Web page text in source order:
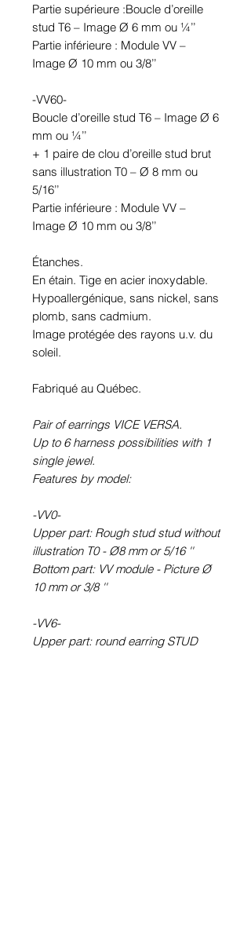
Partie supérieure :Boucle d’oreille
stud T6 – Image Ø 6 mm ou ¼’’
Partie inférieure : Module VV –
Image Ø 10 mm ou 3/8’’
-VV60-
Boucle d’oreille stud T6 – Image Ø 6
mm ou ¼’’
+ 1 paire de clou d’oreille stud brut
sans illustration T0 – Ø 8 mm ou
5/16’’
Partie inférieure : Module VV –
Image Ø 10 mm ou 3/8’’
Étanches.
En étain. Tige en acier inoxydable.
Hypoallergénique, sans nickel, sans
plomb, sans cadmium.
Image protégée des rayons u.v. du
soleil.
Fabriqué au Québec.
Pair of earrings VICE VERSA.
Up to 6 harness possibilities with 1
single jewel.
Features by model:
-VV0-
Upper part: Rough stud stud without
illustration T0 - Ø8 mm or 5/16 ''
Bottom part: VV module - Picture Ø
10 mm or 3/8 ''
-VV6-
Upper part: round earring STUD